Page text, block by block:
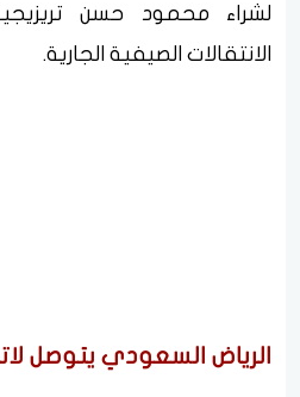
لشراء محمود حسن
الانتقالات الصيفية الجارية.
الرياض السعودي يتوصل